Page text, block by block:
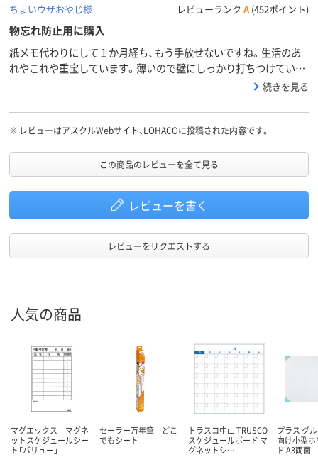
ちょいウザおやじ様 レビューランク A (452ポイント)
物忘れ防止用に購入
紙メモ代わりにして１か月経ち、もう手放せないですね。生活のあ
れやこれや重宝しています。薄いので壁にしっかり打ちつけていま
続きを見る
※ レビューはアスクルWebサイト、LOHACOに投稿された内容です。
この商品のレビューを全て見る
レビューを書く
レビューをリクエストする
人気の商品
マグエックス マグネ
ットスケジュールシー
ト「バリュー」
セーラー万年筆 どこ
でもシート
トラスコ中山 TRUSCO
スケジュールボード マ
グネットシ…
プラス グ
向け小型
ド A3両面